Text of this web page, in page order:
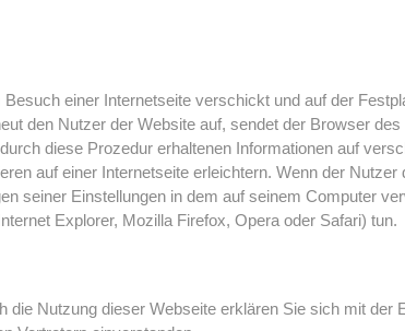
einer Internetseite verschickt und auf der
den Nutzer der Website auf, sendet der Browser
diese Prozedur erhaltenen Informationen auf
auf einer Internetseite erleichtern. Wenn der Nutzer
seiner Einstellungen in dem auf seinem Computer
Explorer, Mozilla Firefox, Opera oder Safari) tun.
Nutzung dieser Webseite erklären Sie sich mit der